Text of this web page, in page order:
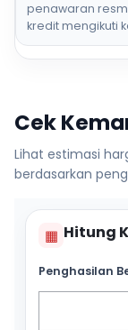
penawaran
kredit mengikuti
Cek
Lihat estimasi
berdasarkan
▦ Hitung
Penghasilan